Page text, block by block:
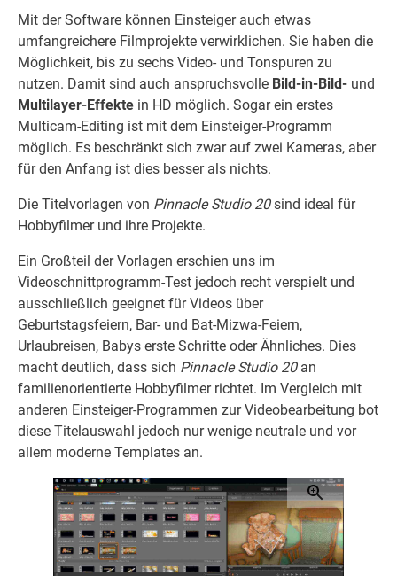
Mit der Software können Einsteiger auch etwas
umfangreichere Filmprojekte verwirklichen. Sie haben die
Möglichkeit, bis zu sechs Video- und Tonspuren zu
nutzen. Damit sind auch anspruchsvolle Bild-in-Bild- und
Multilayer-Effekte in HD möglich. Sogar ein erstes
Multicam-Editing ist mit dem Einsteiger-Programm
möglich. Es beschränkt sich zwar auf zwei Kameras, aber
für den Anfang ist dies besser als nichts.
Die Titelvorlagen von Pinnacle Studio 20sind ideal für
Hobbyfilmer und ihre Projekte.
Ein Großteil der Vorlagen erschien uns im
Videoschnittprogramm-Test jedoch recht verspielt und
ausschließlich geeignet für Videos über
Geburtstagsfeiern, Bar- und Bat-Mizwa-Feiern,
Urlaubreisen, Babys erste Schritte oder Ähnliches. Dies
macht deutlich, dass sich Pinnacle Studio 20an
familienorientierte Hobbyfilmer richtet. Im Vergleich mit
anderen Einsteiger-Programmen zur Videobearbeitung bot
diese Titelauswahl jedoch nur wenige neutrale und vor
allem moderne Templates an.